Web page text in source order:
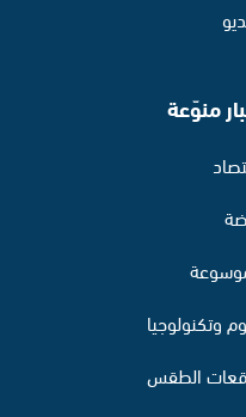
منوّعة
وتكنولوجيا
الطقس